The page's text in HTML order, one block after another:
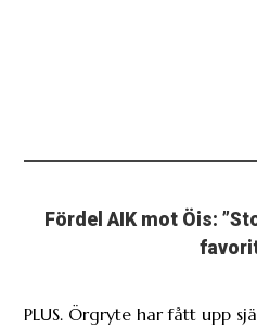
Fördel AIK mot Öis:
PLUS. Örgryte har fått upp